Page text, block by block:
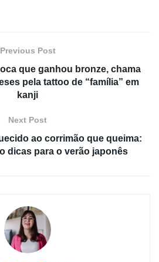
Previous Post
que ganhou bronze, chama
pela tattoo de “família” em
kanji
Next Post
ao corrimão que queima:
dicas para o verão japonês